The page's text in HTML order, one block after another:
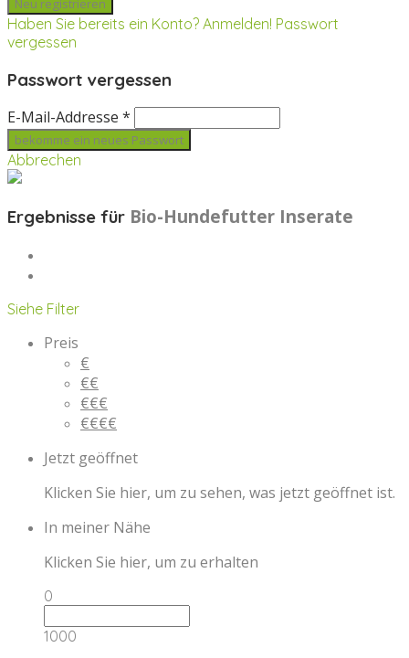
Haben Sie bereits ein Konto? Anmelden! Passwort
vergessen
Passwort vergessen
E-Mail-Addresse *
Abbrechen
Ergebnisse für Bio-Hundefutter Inserate
Siehe Filter
Preis
€
€€
€€€
€€€€
Jetzt geöffnet
Klicken Sie hier, um zu sehen, was jetzt geöffnet ist.
In meiner Nähe
Klicken Sie hier, um zu erhalten
0
1000